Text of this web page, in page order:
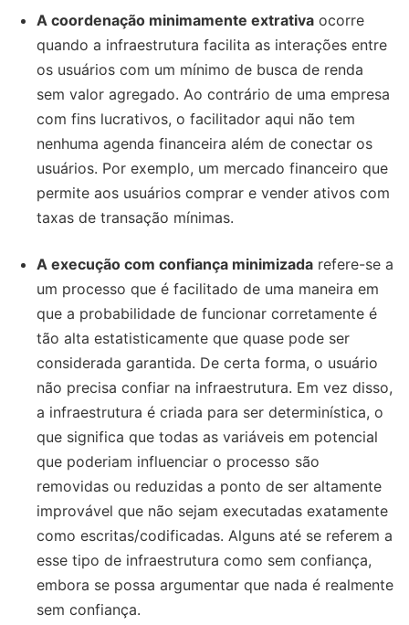
A coordenação minimamente extrativa ocorre
quando a infraestrutura facilita as interações entre
os usuários com um mínimo de busca de renda
sem valor agregado. Ao contrário de uma empresa
com fins lucrativos, o facilitador aqui não tem
nenhuma agenda financeira além de conectar os
usuários. Por exemplo, um mercado financeiro que
permite aos usuários comprar e vender ativos com
taxas de transação mínimas.
A execução com confiança minimizada refere-se a
um processo que é facilitado de uma maneira em
que a probabilidade de funcionar corretamente é
tão alta estatisticamente que quase pode ser
considerada garantida. De certa forma, o usuário
não precisa confiar na infraestrutura. Em vez disso,
a infraestrutura é criada para ser determinística, o
que significa que todas as variáveis em potencial
que poderiam influenciar o processo são
removidas ou reduzidas a ponto de ser altamente
improvável que não sejam executadas exatamente
como escritas/codificadas. Alguns até se referem a
esse tipo de infraestrutura como sem confiança,
embora se possa argumentar que nada é realmente
sem confiança.